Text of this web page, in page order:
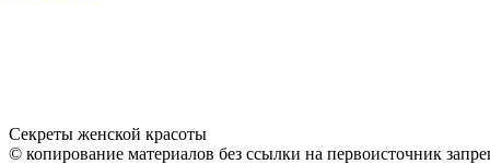
Секреты женской красоты
© копирование материалов без ссылки на первоисточник